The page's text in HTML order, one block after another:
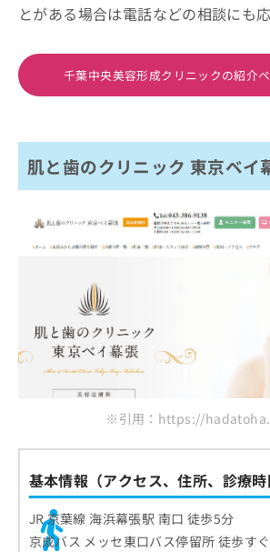
とがある場合は電話などの相談にも
千葉中央美容形成クリニックの紹介
肌と歯のクリニック 東京ベイ
※引用：https://
基本情報（アクセス、住所、診療時
JR 京葉線 海浜幕張駅 南口 徒歩5分
京成バス メッセ東口バス停留所 徒歩すぐ